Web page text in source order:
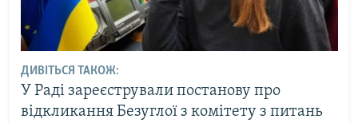
ДИВІТЬСЯ ТАКОЖ:
У Раді зареєстрували постанову про
відкликання Безуглої з комітету з питань